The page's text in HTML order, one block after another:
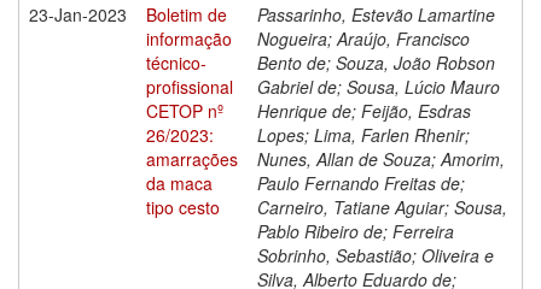
23-Jan-2023
Boletim de
informação
técnico-
profissional
CETOP nº
26/2023:
amarrações
da maca
tipo cesto
Passarinho, Estevão Lamartine
Nogueira; Araújo, Francisco
Bento de; Souza, João Robson
Gabriel de; Sousa, Lúcio Mauro
Henrique de; Feijão, Esdras
Lopes; Lima, Farlen Rhenir;
Nunes, Allan de Souza; Amorim,
Paulo Fernando Freitas de;
Carneiro, Tatiane Aguiar; Sousa,
Pablo Ribeiro de; Ferreira
Sobrinho, Sebastião; Oliveira e
Silva, Alberto Eduardo de;